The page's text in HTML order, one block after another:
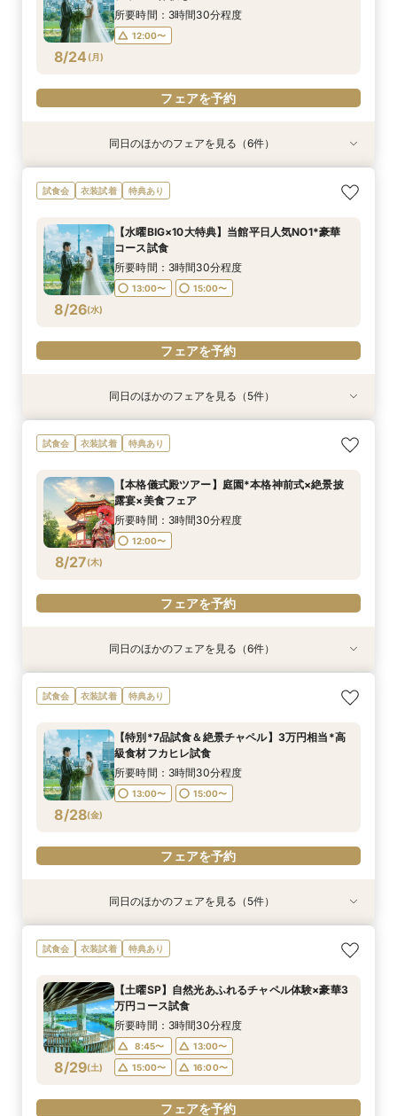
8/23(日)
8/23(日)
8/23(日)
8/23(日) 15:00〜
16:00〜
17:00〜
8/24 (月)
所要時間：3時間30分程度
12:00〜
フェアを予約
衣装試着 特典あり
8/24(月)
【本格儀式殿ツアー】庭園*本格神前式×絶景披
露宴×美食フェア
12:00〜
8/24(月)
【おいそがしい方へ！90分クイック相談会】会
場見学×安心見積もり相談
12:00〜
8/24(月)
【自宅でフェア参加】スマホでOK◎オンライン
式場相談会
13:00〜
15:00〜
16:00〜
17:00〜
衣装試着 特典あり
8/24(月)
【大人数婚★応援フェア】全員が楽しめる挙式×
披露宴体験
12:00〜
衣装試着 特典あり
8/24(月)
【地元応援/上野好きな方必見】上野愛溢れる絶
景×美食フェア！
12:00〜
衣装試着 特典あり
8/24(月)
【1件目の見学★人気NO１】結婚式丸わかり安心
フェア！
12:00〜
同日のほかのフェアを見る（6件）
試食会 衣装試着 特典あり
8/26(水)
【水曜BIG×10大特典】当館平日人気NO1*豪華
コース試食
所要時間：3時間30分程度
13:00〜 15:00〜
フェアを予約
衣装試着 特典あり
8/26(水)
【大人数婚★応援フェア】全員が楽しめる挙式×
披露宴体験
13:00〜 15:00〜
衣装試着 特典あり
8/26(水)
《アクセス重視★新幹線沿線》東京・上野駅！お
車代付SPプラン！
13:00〜 15:00〜
衣装試着 特典あり
8/26(水)
【少人数婚】安心予算で心温まる挙式体験×美食
おもてなし体験
13:00〜 15:00〜
8/26(水)
【自宅でフェア参加】スマホでOK◎オンライン
式場相談会
13:00〜
14:00〜
15:00〜
16:00〜
17:00〜
衣装試着 特典あり
8/26(水)
【地元応援/上野好きな方必見】上野愛溢れる絶
景×美食フェア！
13:00〜 15:00〜
同日のほかのフェアを見る（5件）
試食会 衣装試着 特典あり
8/27(木)
【本格儀式殿ツアー】庭園*本格神前式×絶景披
露宴×美食フェア
所要時間：3時間30分程度
12:00〜
フェアを予約
衣装試着 特典あり
8/27(木)
【大人数婚★応援フェア】全員が楽しめる挙式×
披露宴体験
13:00〜 15:00〜
衣装試着 特典あり
8/27(木)
【1件目の見学★人気NO１】結婚式丸わかり安心
フェア！
13:00〜 15:00〜
8/27(木)
【自宅でフェア参加】スマホでOK◎オンライン
式場相談会
13:00〜
14:00〜
15:00〜
16:00〜
17:00〜
8/27(木)
【おいそがしい方へ！90分クイック相談会】会
場見学×安心見積もり相談
13:00〜 15:00〜
衣装試着 特典あり
8/27(木)
【和装×チャペル】スカイツリーと叶える和モダ
ン挙式体験
13:00〜 15:00〜
衣装試着 特典あり
8/27(木)
【地元応援/上野好きな方必見】上野愛溢れる絶
景×美食フェア！
13:00〜 15:00〜
同日のほかのフェアを見る（6件）
試食会 衣装試着 特典あり
8/28(金)
【特別*7品試食＆絶景チャペル】3万円相当*高
級食材フカヒレ試食
所要時間：3時間30分程度
13:00〜 15:00〜
フェアを予約
衣装試着 特典あり
8/28(金)
【大人数婚★応援フェア】全員が楽しめる挙式×
披露宴体験
13:00〜
フェアを予約
衣装試着 特典あり
8/28(金)
《アクセス重視★新幹線沿線》東京・上野駅！お
車代付SPプラン！
13:00〜
フェアを予約
衣装試着 特典あり
8/28(金)
【少人数婚】安心予算で心温まる挙式体験×美食
おもてなし体験
13:00〜
フェアを予約
8/28(金)
【自宅でフェア参加】スマホでOK◎オンライン
式場相談会
13:00〜
15:00〜
16:00〜
17:00〜
衣装試着 特典あり
8/28(金)
【地元応援/上野好きな方必見】上野愛溢れる絶
景×美食フェア！
13:00〜
フェアを予約
同日のほかのフェアを見る（5件）
試食会 衣装試着 特典あり
8/29(土)
【土曜SP】自然光あふれるチャペル体験×豪華3
万円コース試食
所要時間：3時間30分程度
8:45〜
13:00〜
15:00〜
16:00〜
フェアを予約